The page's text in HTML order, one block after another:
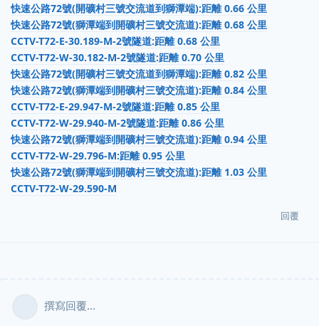
快速公路72號(開礦村三號交流道到獅潭端):距離 0.66 公里
快速公路72號(獅潭端到開礦村三號交流道):距離 0.68 公里
CCTV-T72-E-30.189-M-2號隧道:距離 0.68 公里
CCTV-T72-W-30.182-M-2號隧道:距離 0.70 公里
快速公路72號(開礦村三號交流道到獅潭端):距離 0.82 公里
快速公路72號(獅潭端到開礦村三號交流道):距離 0.84 公里
CCTV-T72-E-29.947-M-2號隧道:距離 0.85 公里
CCTV-T72-W-29.940-M-2號隧道:距離 0.86 公里
快速公路72號(獅潭端到開礦村三號交流道):距離 0.94 公里
CCTV-T72-W-29.796-M:距離 0.95 公里
快速公路72號(獅潭端到開礦村三號交流道):距離 1.03 公里
CCTV-T72-W-29.590-M
回覆
撰寫回覆...